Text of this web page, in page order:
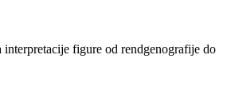
figure od rendgenografije do